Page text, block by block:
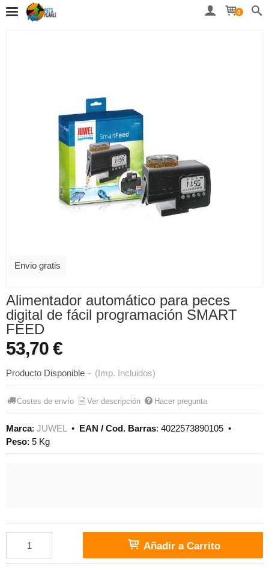
0
Envio gratis
Alimentador automático para peces
digital de fácil programación SMART
FEED
53,70 €
Producto Disponible - (Imp. Incluidos)
Costes de envío Ver descripción Hacer pregunta
Marca: JUWEL • EAN / Cod. Barras: 4022573890105 •
Peso: 5 Kg
Añadir a Carrito